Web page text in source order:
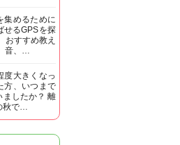
集めるために
せるGPSを探
おすすめ教え
音、…
度大きくなっ
方、いつまで
ましたか？ 離
秋で…